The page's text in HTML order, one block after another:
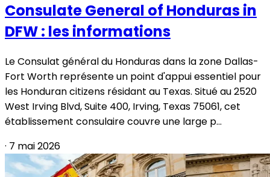
Consulate General of Honduras in
DFW : les informations
Le Consulat général du Honduras dans la zone Dallas-
Fort Worth représente un point d'appui essentiel pour
les Honduran citizens résidant au Texas. Situé au 2520
West Irving Blvd, Suite 400, Irving, Texas 75061, cet
établissement consulaire couvre une large p...
· 7 mai 2026